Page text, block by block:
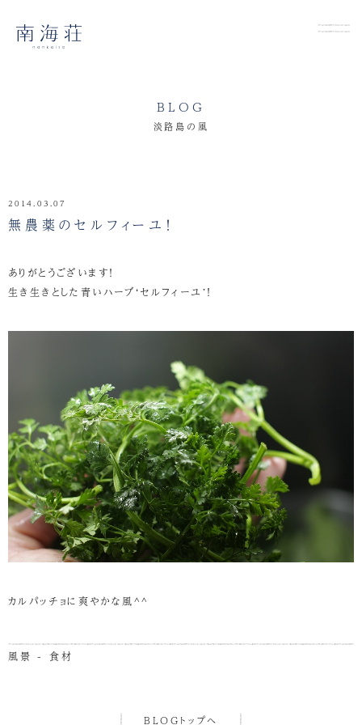
BLOG
淡路島の風
2014.03.07
無農薬のセルフィーユ！
ありがとうございます！
生き生きとした青いハーブ‘セルフィーユ’！
カルパッチョに爽やかな風^^
風景 - 食材
BLOGトップへ